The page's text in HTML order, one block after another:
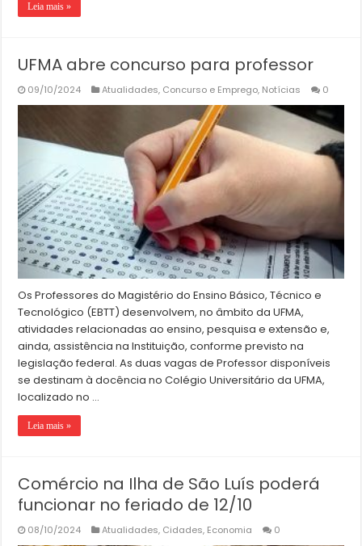
Leia mais »
UFMA abre concurso para professor
09/10/2024 Atualidades, Concurso e Emprego, Notícias 0
Os Professores do Magistério do Ensino Básico, Técnico e
Tecnológico (EBTT) desenvolvem, no âmbito da UFMA,
atividades relacionadas ao ensino, pesquisa e extensão e,
ainda, assistência na Instituição, conforme previsto na
legislação federal. As duas vagas de Professor disponíveis
se destinam à docência no Colégio Universitário da UFMA,
localizado no …
Leia mais »
Comércio na Ilha de São Luís poderá
funcionar no feriado de 12/10
08/10/2024 Atualidades, Cidades, Economia 0